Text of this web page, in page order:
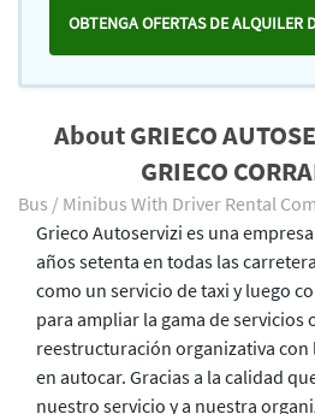
OBTENGA OFERTAS DE ALQUILER
About GRIECO
GRIECO
Bus / Minibus With Driver Rental
Grieco Autoservizi es una
años setenta en todas las
como un servicio de taxi y luego
para ampliar la gama de servicios
reestructuración organizativa
en autocar. Gracias a la calidad
nuestro servicio y a nuestra